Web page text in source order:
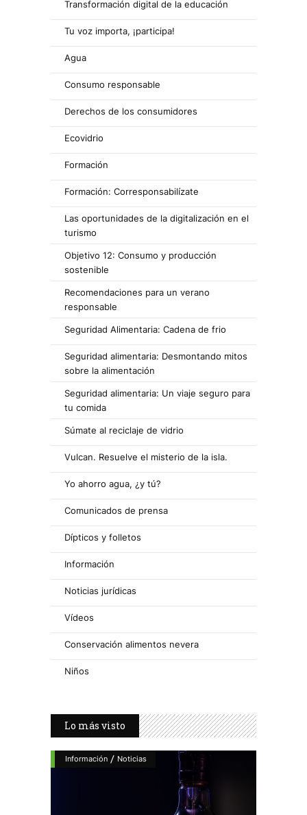
Transformación digital de la educación
Tu voz importa, ¡participa!
Agua
Consumo responsable
Derechos de los consumidores
Ecovidrio
Formación
Formación: Corresponsabilízate
Las oportunidades de la digitalización en el
turismo
Objetivo 12: Consumo y producción
sostenible
Recomendaciones para un verano
responsable
Seguridad Alimentaria: Cadena de frio
Seguridad alimentaria: Desmontando mitos
sobre la alimentación
Seguridad alimentaria: Un viaje seguro para
tu comida
Súmate al reciclaje de vidrio
Vulcan. Resuelve el misterio de la isla.
Yo ahorro agua, ¿y tú?
Comunicados de prensa
Dípticos y folletos
Información
Noticias jurídicas
Vídeos
Conservación alimentos nevera
Niños
Lo más visto
Información / Noticias